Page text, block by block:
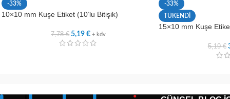
-33%
10×10 mm Kuşe Etiket (10’lu Bitişik)
7,78€ 5,19€ + kdv
-33%
TÜKENDİ
15×10 mm Kuşe
5,19€